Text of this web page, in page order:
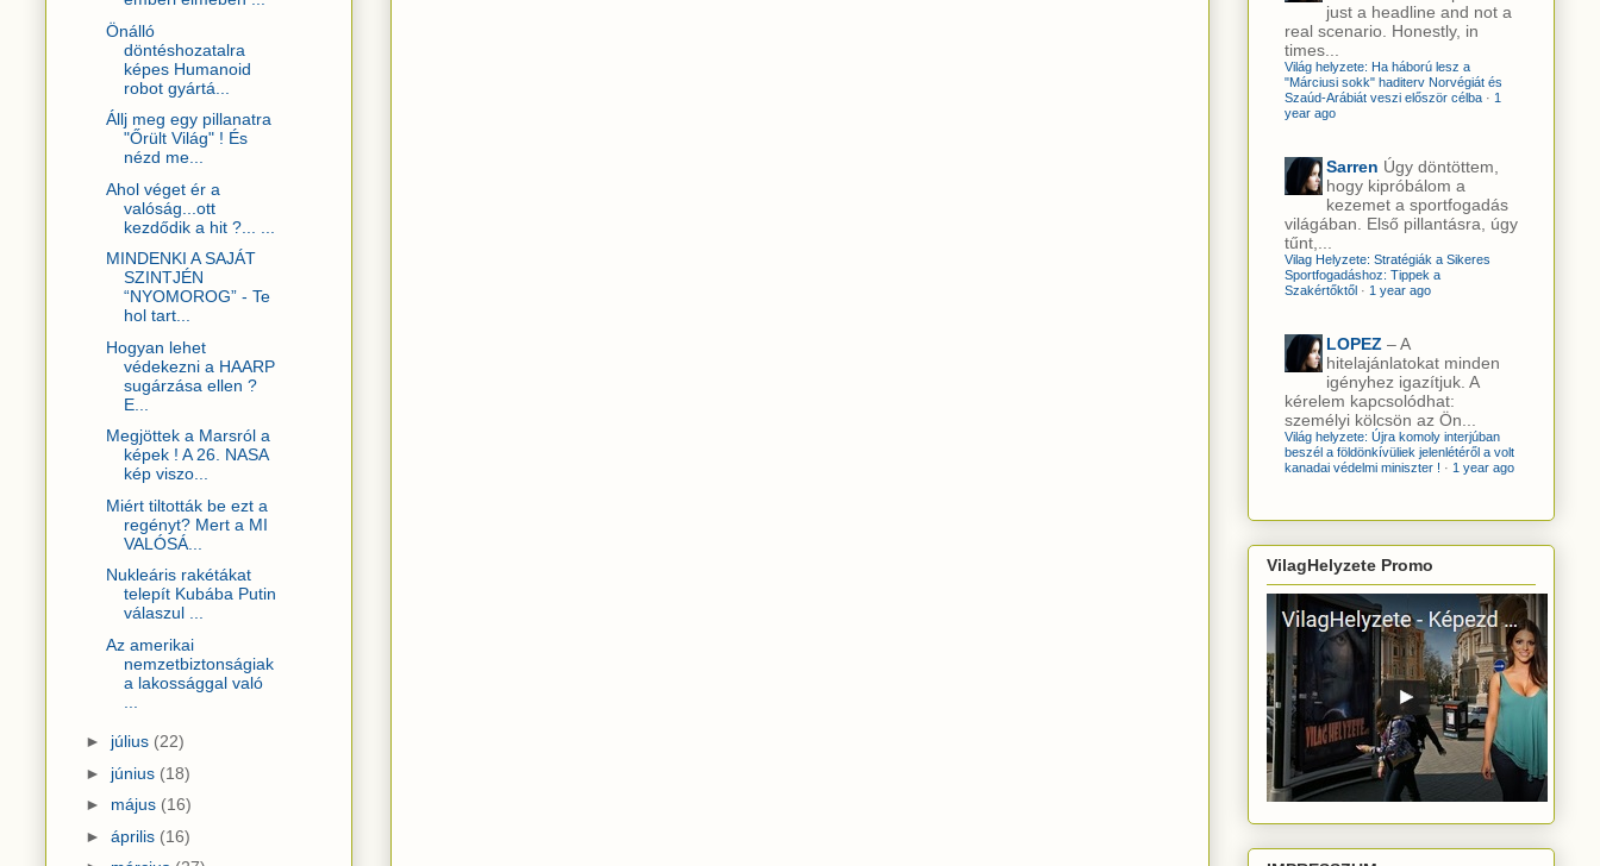
Önálló
döntéshozatalra
képes Humanoid
robot gyártá...
Állj meg egy pillanatra
"Őrült Világ" ! És
nézd me...
Ahol véget ér a
valóság...ott
kezdődik a hit ?... ...
MINDENKI A SAJÁT
SZINTJÉN
“NYOMOROG” - Te
hol tart...
Hogyan lehet
védekezni a HAARP
sugárzása ellen ?
E...
Megjöttek a Marsról a
képek ! A 26. NASA
kép viszo...
Miért tiltották be ezt a
regényt? Mert a MI
VALÓSÁ...
Nukleáris rakétákat
telepít Kubába Putin
válaszul ...
Az amerikai
nemzetbiztonságiak
a lakossággal való
► július (22)
► június (18)
► május (16)
► április (16)
just a headline and not a
real scenario. Honestly, in
times...
Világ helyzete: Ha háború lesz a
"Márciusi sokk" haditerv Norvégiát és
Szaúd-Arábiát veszi először célba · 1
year ago
Sarren Úgy döntöttem,
hogy kipróbálom a
kezemet a sportfogadás
világában. Első pillantásra, úgy
tűnt,...
Vilag Helyzete: Stratégiák a Sikeres
Sportfogadáshoz: Tippek a
Szakértőktől · 1 year ago
LOPEZ – A
hitelajánlatokat minden
igényhez igazítjuk. A
kérelem kapcsolódhat:
személyi kölcsön az Ön...
Világ helyzete: Újra komoly interjúban
beszél a földönkívüliek jelenlétéről a volt
kanadai védelmi miniszter ! · 1 year ago
VilagHelyzete Promo